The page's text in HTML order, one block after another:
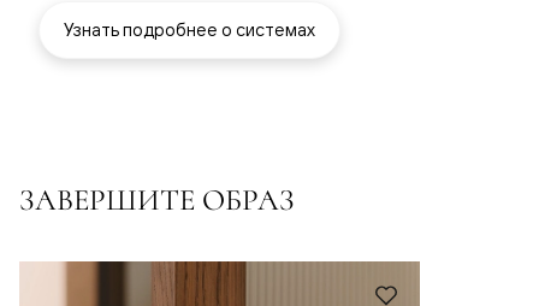
Узнать подробнее о системах
ЗАВЕРШИТЕ ОБРАЗ